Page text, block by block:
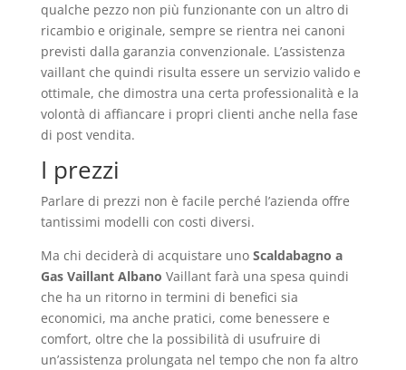
qualche pezzo non più funzionante con un altro di
ricambio e originale, sempre se rientra nei canoni
previsti dalla garanzia convenzionale. L’assistenza
vaillant che quindi risulta essere un servizio valido e
ottimale, che dimostra una certa professionalità e la
volontà di affiancare i propri clienti anche nella fase
di post vendita.
I prezzi
Parlare di prezzi non è facile perché l’azienda offre
tantissimi modelli con costi diversi.
Ma chi deciderà di acquistare uno Scaldabagno a
Gas Vaillant Albano Vaillant farà una spesa quindi
che ha un ritorno in termini di benefici sia
economici, ma anche pratici, come benessere e
comfort, oltre che la possibilità di usufruire di
un’assistenza prolungata nel tempo che non fa altro